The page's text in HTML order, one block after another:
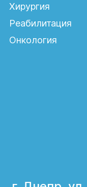
Хирургия
Реабилитация
Онкология